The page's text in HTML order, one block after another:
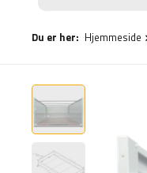
Du er her: Hjemmeside